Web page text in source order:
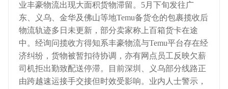
业丰豪物流出现大面积货物滞留。5月下旬发往广
东、义乌、金华及佛山等地Temu备货仓的包裹揽收后
物流轨迹多日未更新，部分卖家称上百箱货卡在途
中。经询问揽收方得知系丰豪物流与Temu平台存在经
济纠纷，货物被暂扣待协调，亦有网点员工反映欠薪
司机拒出勤致配送停滞。目前深圳、义乌部分线路正
由跨越速运接手交接但时效受影响。业内人士警示，